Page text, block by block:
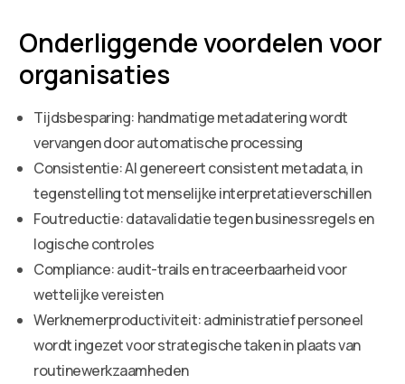
Onderliggende voordelen voor
organisaties
Tijdsbesparing: handmatige metadatering wordt
vervangen door automatische processing
Consistentie: AI genereert consistent metadata, in
tegenstelling tot menselijke interpretatieverschillen
Foutreductie: datavalidatie tegen businessregels en
logische controles
Compliance: audit-trails en traceerbaarheid voor
wettelijke vereisten
Werknemerproductiviteit: administratief personeel
wordt ingezet voor strategische taken in plaats van
routinewerkzaamheden